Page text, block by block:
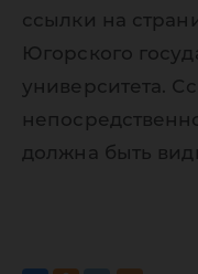
ссылки на
Югорского
университета.
должна быть